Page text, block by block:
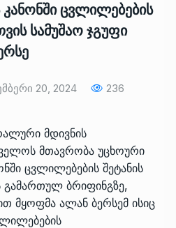
ცვლილებების
სამუშაო ჯგუფი
20, 2024 236
მდივნის
მთავრობა უცხოური
ცვლილებების შეტანის
გამართულ ბრიფინგზე,
მყოფმა ალან ბერსემ ისიც